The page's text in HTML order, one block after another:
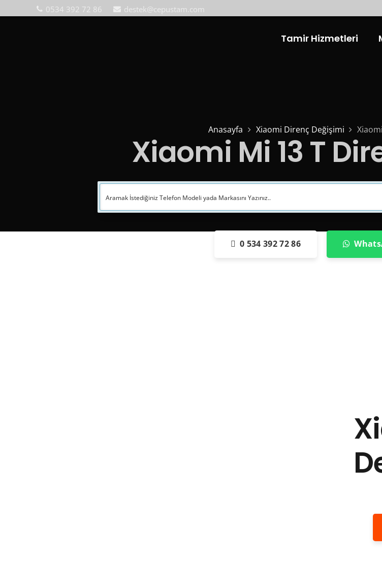
0534 392 72 86 destek@cepustam.com
Tamir Hizmetleri
Anasayfa Xiaomi Direnç Değişimi
Xiaomi Mi 13 T
0 534 392 72 86